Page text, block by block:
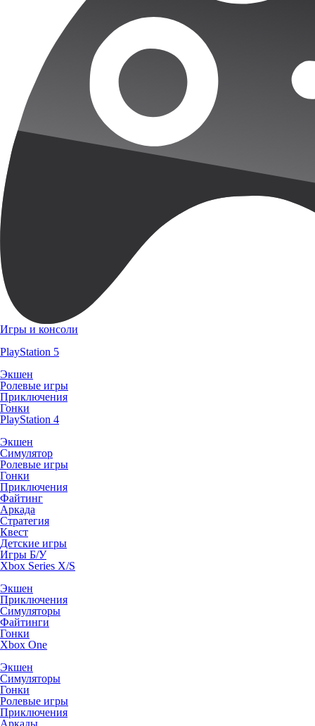
Игры и консоли
PlayStation 5
Экшен
Ролевые игры
Приключения
Гонки
PlayStation 4
Экшен
Симулятор
Ролевые игры
Гонки
Приключения
Файтинг
Аркада
Стратегия
Квест
Детские игры
Игры Б/У
Xbox Series X/S
Экшен
Приключения
Симуляторы
Файтинги
Гонки
Xbox One
Экшен
Симуляторы
Гонки
Ролевые игры
Приключения
Аркады